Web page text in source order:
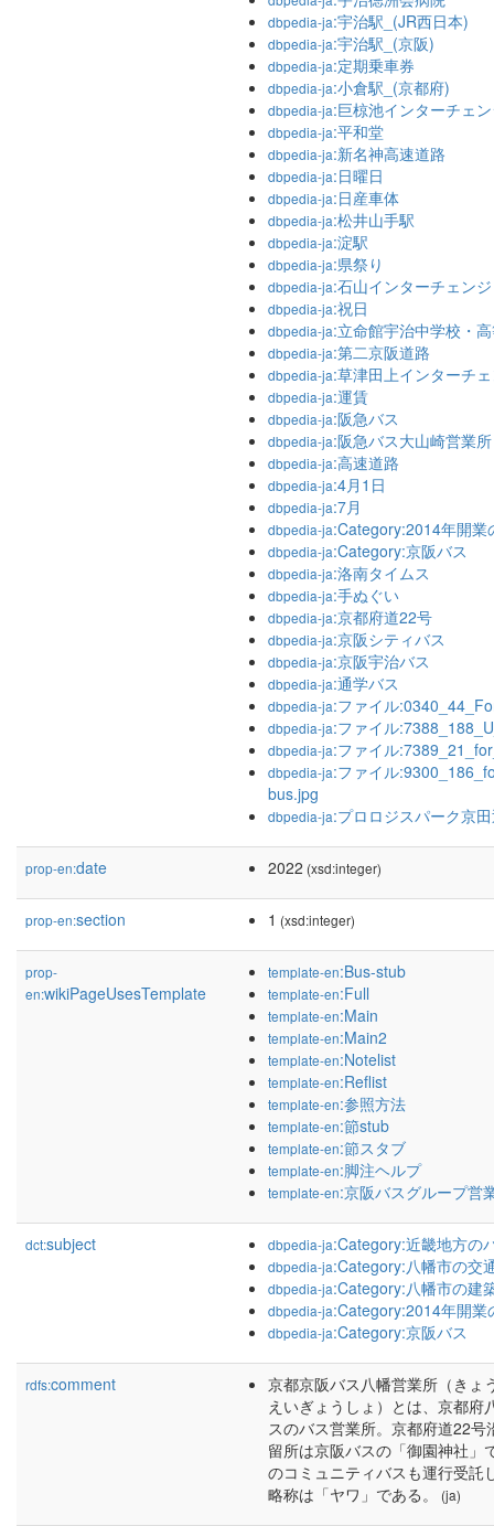
dbpedia-ja:宇治駅_(JR西日本)
dbpedia-ja:宇治駅_(京阪)
dbpedia-ja:定期乗車券
dbpedia-ja:小倉駅_(京都府)
dbpedia-ja:巨椋池インターチェ
dbpedia-ja:平和堂
dbpedia-ja:新名神高速道路
dbpedia-ja:日曜日
dbpedia-ja:日産車体
dbpedia-ja:松井山手駅
dbpedia-ja:淀駅
dbpedia-ja:県祭り
dbpedia-ja:石山インターチェンジ
dbpedia-ja:祝日
dbpedia-ja:立命館宇治中学校・
dbpedia-ja:第二京阪道路
dbpedia-ja:草津田上インターチ
dbpedia-ja:運賃
dbpedia-ja:阪急バス
dbpedia-ja:阪急バス大山崎営業所
dbpedia-ja:高速道路
dbpedia-ja:4月1日
dbpedia-ja:7月
dbpedia-ja:Category:2014年開業
dbpedia-ja:Category:京阪バス
dbpedia-ja:洛南タイムス
dbpedia-ja:手ぬぐい
dbpedia-ja:京都府道22号
dbpedia-ja:京阪シティバス
dbpedia-ja:京阪宇治バス
dbpedia-ja:通学バス
dbpedia-ja:ファイル
dbpedia-ja:ファイル
dbpedia-ja:ファイル
dbpedia-ja:ファイル
bus.jpg
dbpedia-ja:プロロジスパーク京
prop-en:date 2022 (xsd:integer)
prop-en:section 1 (xsd:integer)
prop-
en:wikiPageUsesTemplate
template-en:Bus-stub
template-en:Full
template-en:Main
template-en:Main2
template-en:Notelist
template-en:Reflist
template-en:参照方法
template-en:節stub
template-en:節スタブ
template-en:脚注ヘルプ
template-en:京阪バスグループ営
dct:subject dbpedia-ja:Category:近畿地方の
dbpedia-ja:Category:八幡市の交
dbpedia-ja:Category:八幡市の建
dbpedia-ja:Category:2014年開業
dbpedia-ja:Category:京阪バス
rdfs:comment
京都京阪バス八幡営業所（きょ
えいぎょうしょ）とは、京都府
スのバス営業所。京都府道22
留所は京阪バスの「御園神社」
のコミュニティバスも運行受託
略称は「ヤワ」である。
(ja)